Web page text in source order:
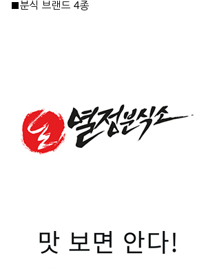
■분식 브랜드 4종